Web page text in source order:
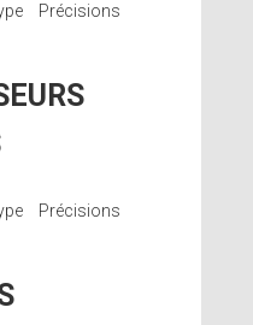
Précisions
Précisions